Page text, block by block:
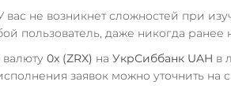
не возникнет сложностей при
пользователь, даже никогда
0x (ZRX) на УкрСиббанк UAH в
заявок можно уточнить на